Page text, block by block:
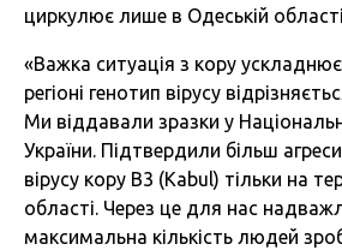
циркулює лише в Одеській
«Важка ситуація з кору
регіоні генотип вірусу
Ми віддавали зразки у
України. Підтвердили більш
вірусу кору B3 (Kabul) тільки на
області. Через це для нас
максимальна кількість людей